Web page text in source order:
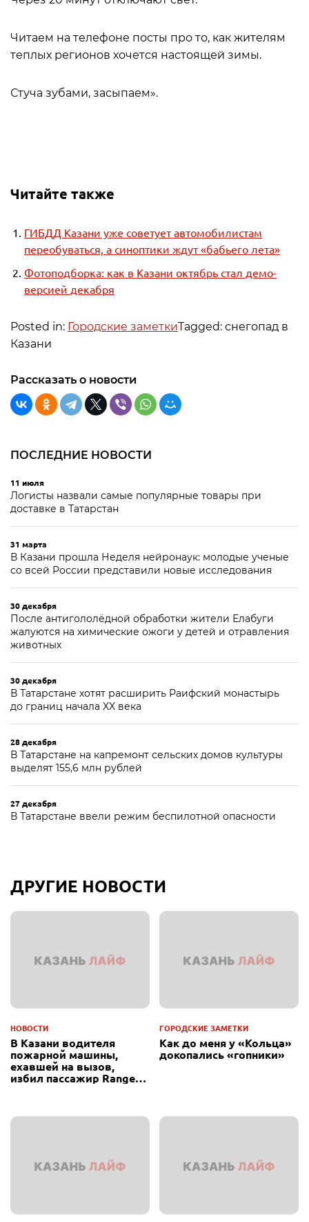
Читаем на телефоне посты про то, как жителям
теплых регионов хочется настоящей зимы.
Стуча зубами, засыпаем».
Читайте также
ГИБДД Казани уже советует автомобилистам
переобуваться, а синоптики ждут «бабьего лета»
Фотоподборка: как в Казани октябрь стал демо-
версией декабря
Posted in: Городские заметкиTagged: снегопад в
Казани
Рассказать о новости
ПОСЛЕДНИЕ НОВОСТИ
11 июля
Логисты назвали самые популярные товары при
доставке в Татарстан
31 марта
В Казани прошла Неделя нейронаук: молодые ученые
со всей России представили новые исследования
30 декабря
После антигололёдной обработки жители Елабуги
жалуются на химические ожоги у детей и отравления
животных
30 декабря
В Татарстане хотят расширить Раифский монастырь
до границ начала XX века
28 декабря
В Татарстане на капремонт сельских домов культуры
выделят 155,6 млн рублей
27 декабря
В Татарстане ввели режим беспилотной опасности
ДРУГИЕ НОВОСТИ
НОВОСТИ
В Казани водителя
пожарной машины,
ехавшей на вызов,
избил пассажир Range
ГОРОДСКИЕ ЗАМЕТКИ
Как до меня у «Кольца»
докопались «гопники»